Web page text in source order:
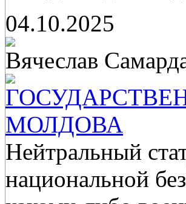
04.10.2025
Вячеслав
МОЛДОВА
Нейтральный
национальной